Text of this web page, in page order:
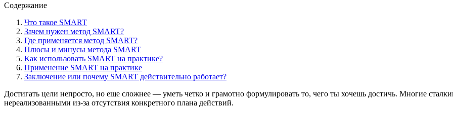
Содержание
Что такое SMART
Зачем нужен метод SMART?
Где применяется метод SMART?
Плюсы и минусы метода SMART
Как использовать SMART на практике?
Применение SMART на практике
Заключение или почему SMART действительно работает?
Достигать цели непросто, но еще сложнее — уметь четко и грамотно формулировать то, чего ты хочешь достичь. Многие
нереализованными из-за отсутствия конкретного плана действий.